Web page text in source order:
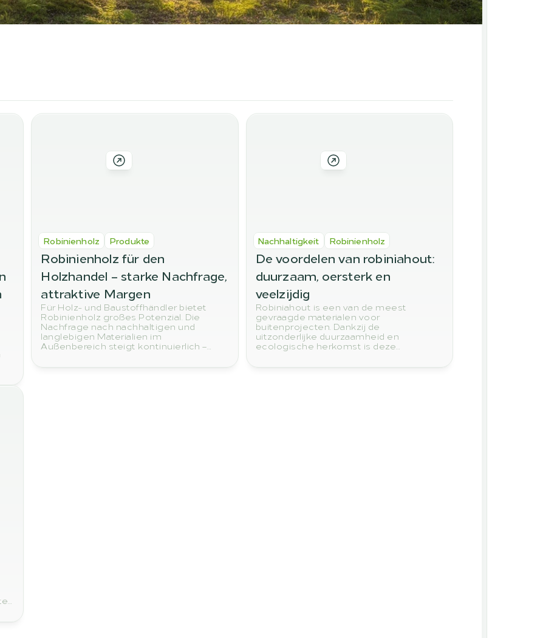
Robinienholz Produkte
Robinienholz für den
Holzhandel – starke Nachfrage,
attraktive Margen
Für Holz- und Baustoffhändler bietet
Robinienholz großes Potenzial. Die
Nachfrage nach nachhaltigen und
langlebigen Materialien im
Außenbereich steigt kontinuierlich –
insbesondere als Alternative zu
Nachhaltigkeit Robinienholz
De voordelen van robiniahout:
duurzaam, oersterk en
veelzijdig
Robiniahout is een van de meest
gevraagde materialen voor
buitenprojecten. Dankzij de
uitzonderlijke duurzaamheid en
ecologische herkomst is deze
houtsoort hét perfecte alternatief voor